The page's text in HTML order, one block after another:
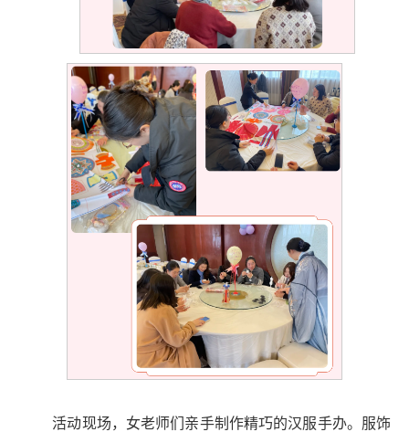
活动现场，女老师们亲手制作精巧的汉服手办。服饰